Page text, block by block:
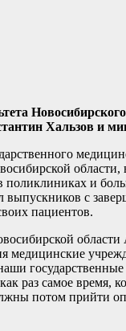
Новосибирского
Хальзов и
и
с
пациентов.
медицинские
раз самое время,
потом прийти